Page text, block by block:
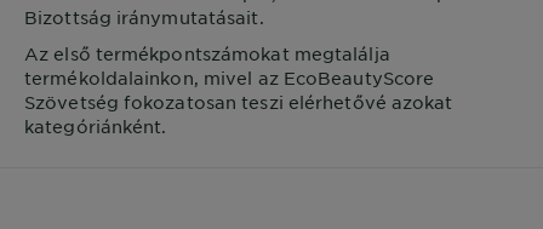
Bizottság iránymutatásait.
Az első termékpontszámokat megtalálja
termékoldalainkon, mivel az EcoBeautyScore
Szövetség fokozatosan teszi elérhetővé azokat
kategóriánként.